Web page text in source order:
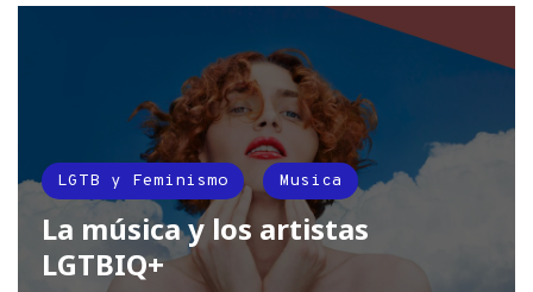
LGTB y Feminismo Musica
La música y los artistas
LGTBIQ+